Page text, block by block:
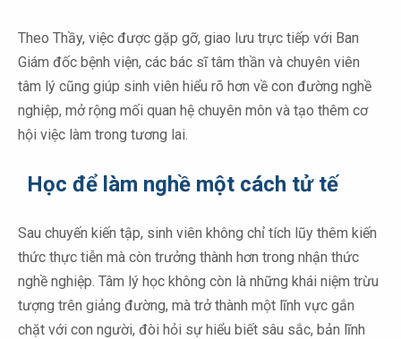
Theo Thầy, việc được gặp gỡ, giao lưu trực tiếp với Ban
Giám đốc bệnh viện, các bác sĩ tâm thần và chuyên viên
tâm lý cũng giúp sinh viên hiểu rõ hơn về con đường nghề
nghiệp, mở rộng mối quan hệ chuyên môn và tạo thêm cơ
hội việc làm trong tương lai.
Học để làm nghề một cách tử tế
Sau chuyến kiến tập, sinh viên không chỉ tích lũy thêm kiến
thức thực tiễn mà còn trưởng thành hơn trong nhận thức
nghề nghiệp. Tâm lý học không còn là những khái niệm trừu
tượng trên giảng đường, mà trở thành một lĩnh vực gắn
chặt với con người, đòi hỏi sự hiểu biết sâu sắc, bản lĩnh